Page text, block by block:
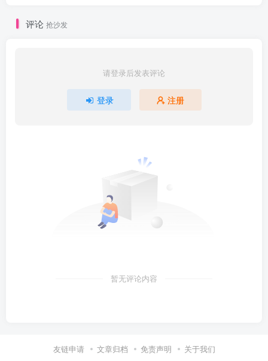
评论 抢沙发
请登录后发表评论
登录 注册
暂无评论内容
友链申请 文章归档 免责声明 关于我们